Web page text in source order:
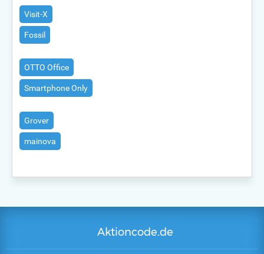
Visit-X
Fossil
OTTO Office
Smartphone Only
Grover
mainova
Aktioncode.de